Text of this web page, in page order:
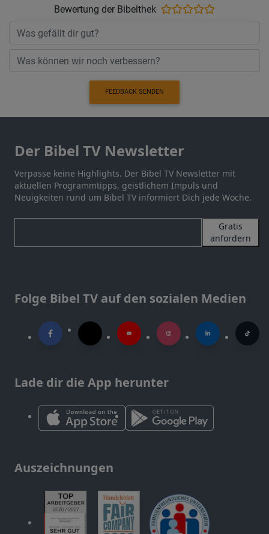
Bewertung der Bibelthek
FEEDBACK SENDEN
Der Bibel TV Newsletter
Verpasse keine Highlights. Der Bibel TV Newsletter mit
aktuellen Programmtipps, geistlichem Impuls und
Neuigkeiten rund um Bibel TV informiert Dich jede Woche.
Gratis
anfordern
Folge Bibel TV auf den sozialen Medien
Lade dir die App herunter
Auszeichnungen